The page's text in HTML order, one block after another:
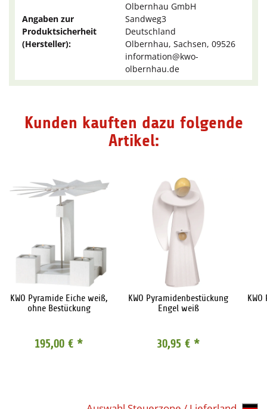
Angaben zur
Produktsicherheit
(Hersteller):
Olbernhau GmbH
Sandweg3
Deutschland
Olbernhau, Sachsen, 09526
information@kwo-
olbernhau.de
Kunden kauften dazu folgende
Artikel:
KWO Pyramide Eiche weiß,
ohne Bestückung
195,00 € *
KWO Pyramidenbestückung
Engel weiß
30,95 € *